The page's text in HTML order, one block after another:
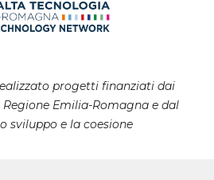
progetti finanziati dai
Emilia-Romagna e dal
sviluppo e la coesione